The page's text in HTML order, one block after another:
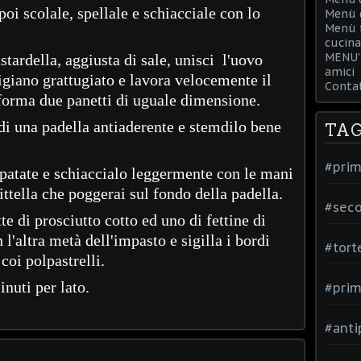
scolale, spellale e schiacciale con lo
aggiusta di sale, unisci l'uovo
grattugiato e lavora velocemente il
due panetti di uguale dimensione.
una padella antiaderente e stemdilo bene
e schiaccialo leggermente con le mani
che poggerai sul fondo della padella.
di prosciutto cotto ed uno di fettine di
metà dell'impasto e sigilla i bordi
polpastrelli.
per lato.
Menù
Menù
amici